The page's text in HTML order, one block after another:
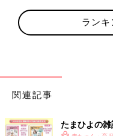
ラン
関連記事
たまひよの